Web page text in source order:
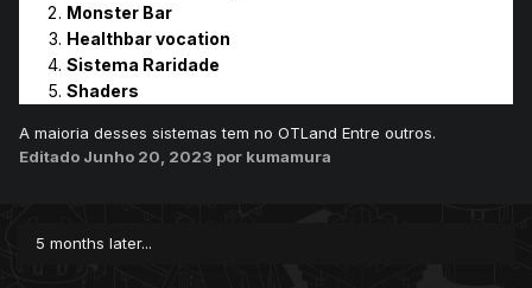
Monster Bar
Healthbar vocation
Sistema Raridade
Shaders
A maioria desses sistemas tem no OTLand Entre outros.
Editado Junho 20, 2023 por kumamura
5 months later...